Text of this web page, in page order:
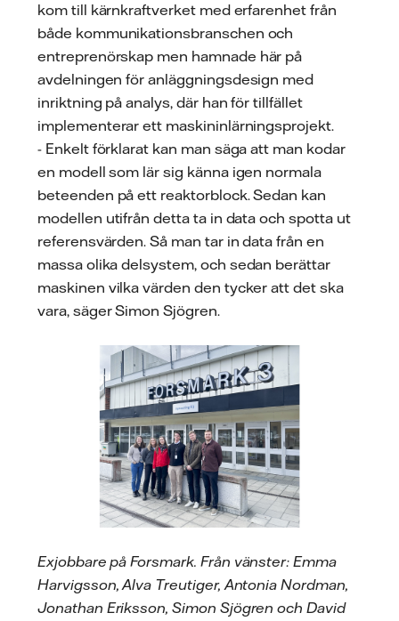
kom till kärnkraftverket med erfarenhet från
både kommunikationsbranschen och
entreprenörskap men hamnade här på
avdelningen för anläggningsdesign med
inriktning på analys, där han för tillfället
implementerar ett maskininlärningsprojekt.
- Enkelt förklarat kan man säga att man kodar
en modell som lär sig känna igen normala
beteenden på ett reaktorblock. Sedan kan
modellen utifrån detta ta in data och spotta ut
referensvärden. Så man tar in data från en
massa olika delsystem, och sedan berättar
maskinen vilka värden den tycker att det ska
vara, säger Simon Sjögren.
Exjobbare på Forsmark. Från vänster: Emma
Harvigsson, Alva Treutiger, Antonia Nordman,
Jonathan Eriksson, Simon Sjögren och David